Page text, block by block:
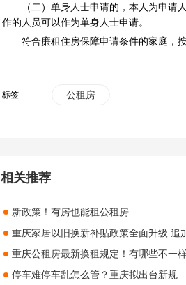
（二）单身人士申请的，本人为申
作的人员可以作为单身人士申请。
符合廉租住房保障申请条件的家庭，
标签 公租房
相关推荐
新政策！有房也能租公租房
重庆公租房最新换租规定！有哪些不一
停车难停车乱怎么管？重庆拟出台新规